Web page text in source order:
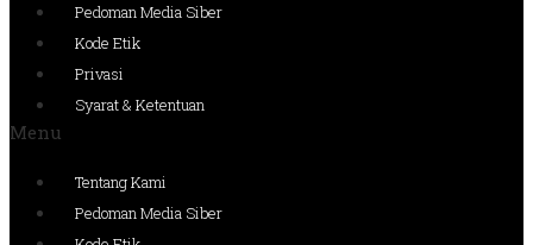
Pedoman Media Siber
Kode Etik
Privasi
Syarat & Ketentuan
Menu
Tentang Kami
Pedoman Media Siber